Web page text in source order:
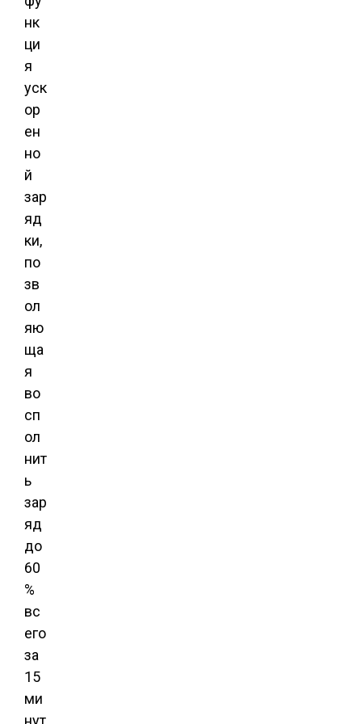
нк
ци
я
уск
ор
ен
но
й
зар
яд
ки,
по
зв
ол
яю
ща
я
во
сп
ол
нит
ь
зар
яд
до
60
%
вс
его
за
15
ми
нут